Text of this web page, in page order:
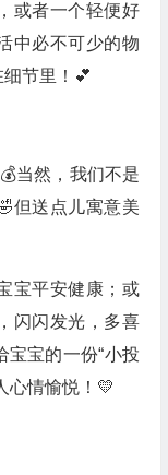
或者一个轻便好
中必不可少的物
节里！💕
当然，我们不是
但送点儿寓意美
宝平安健康；或
闪闪发光，多喜
宝宝的一份“小投
心情愉悦！💛